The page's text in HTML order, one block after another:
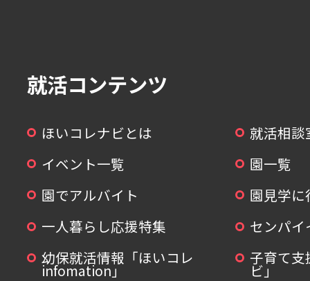
就活コンテンツ
ほいコレナビとは
就活相談
イベント一覧
園一覧
園でアルバイト
園見学
一人暮らし応援特集
センパ
幼保就活情報「ほいコレ
infomation」
子育て支
ビ」